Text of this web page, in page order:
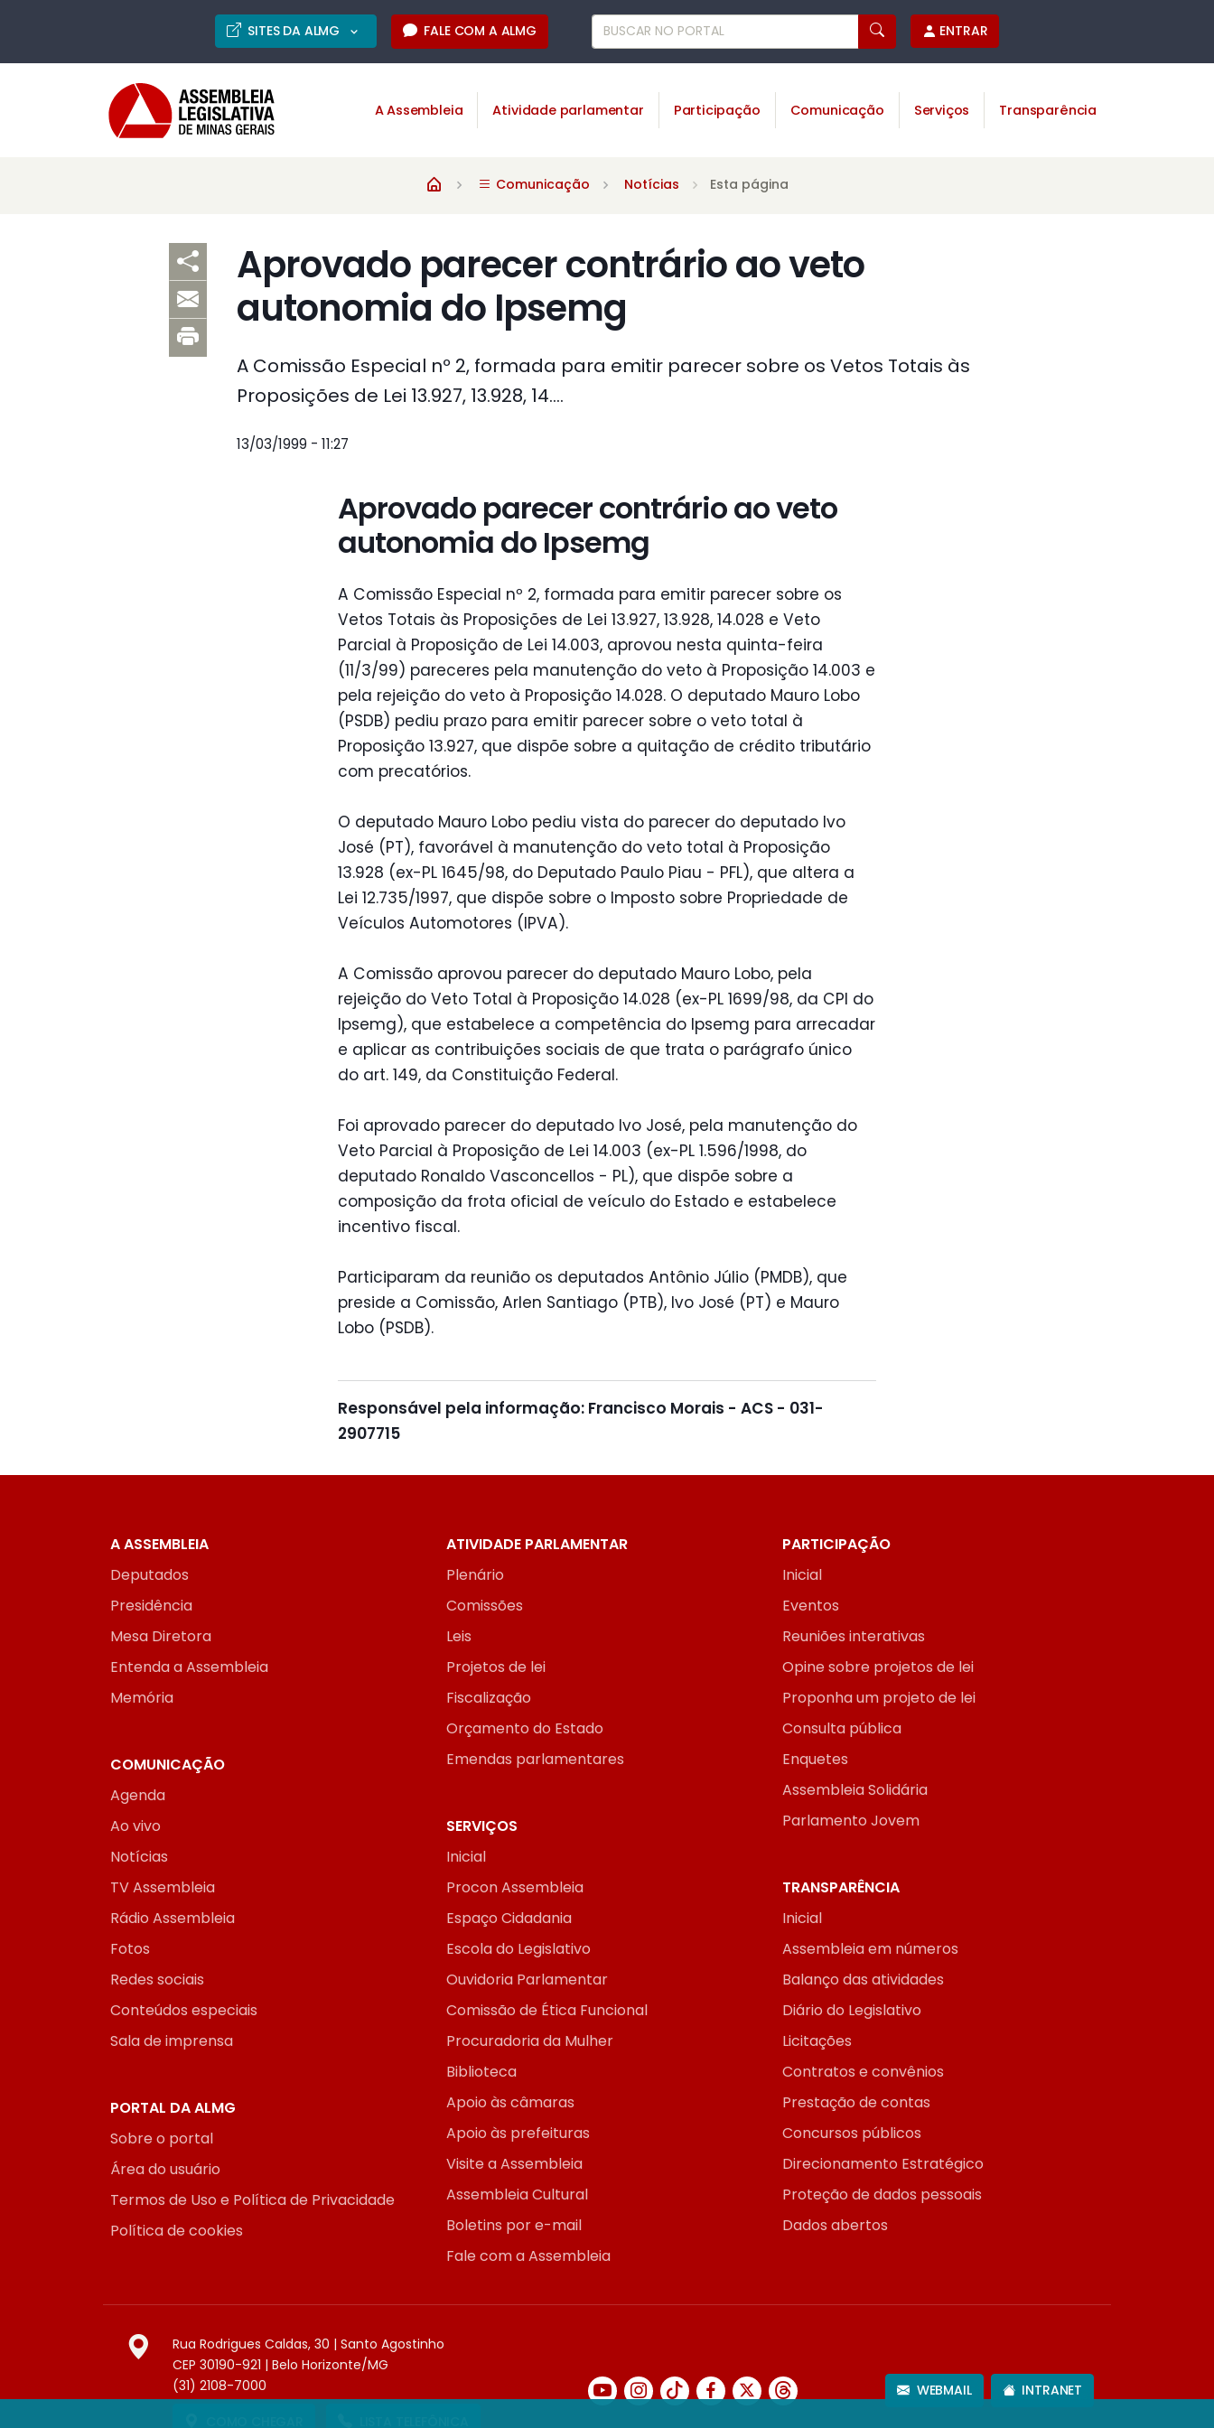
SITES DA ALMG FALE COM A ALMG ENTRAR
A Assembleia Atividade parlamentar Participação Comunicação Serviços Transparência
Comunicação Notícias Esta página
Aprovado parecer contrário ao veto
autonomia do Ipsemg
A Comissão Especial nº 2, formada para emitir parecer sobre os Vetos Totais às
Proposições de Lei 13.927, 13.928, 14....
13/03/1999 - 11:27
Aprovado parecer contrário ao veto
autonomia do Ipsemg
A Comissão Especial nº 2, formada para emitir parecer sobre os
Vetos Totais às Proposições de Lei 13.927, 13.928, 14.028 e Veto
Parcial à Proposição de Lei 14.003, aprovou nesta quinta-feira
(11/3/99) pareceres pela manutenção do veto à Proposição 14.003 e
pela rejeição do veto à Proposição 14.028. O deputado Mauro Lobo
(PSDB) pediu prazo para emitir parecer sobre o veto total à
Proposição 13.927, que dispõe sobre a quitação de crédito tributário
com precatórios.
O deputado Mauro Lobo pediu vista do parecer do deputado Ivo
José (PT), favorável à manutenção do veto total à Proposição
13.928 (ex-PL 1645/98, do Deputado Paulo Piau - PFL), que altera a
Lei 12.735/1997, que dispõe sobre o Imposto sobre Propriedade de
Veículos Automotores (IPVA).
A Comissão aprovou parecer do deputado Mauro Lobo, pela
rejeição do Veto Total à Proposição 14.028 (ex-PL 1699/98, da CPI do
Ipsemg), que estabelece a competência do Ipsemg para arrecadar
e aplicar as contribuições sociais de que trata o parágrafo único
do art. 149, da Constituição Federal.
Foi aprovado parecer do deputado Ivo José, pela manutenção do
Veto Parcial à Proposição de Lei 14.003 (ex-PL 1.596/1998, do
deputado Ronaldo Vasconcellos - PL), que dispõe sobre a
composição da frota oficial de veículo do Estado e estabelece
incentivo fiscal.
Participaram da reunião os deputados Antônio Júlio (PMDB), que
preside a Comissão, Arlen Santiago (PTB), Ivo José (PT) e Mauro
Lobo (PSDB).
Responsável pela informação: Francisco Morais - ACS - 031-
2907715
A ASSEMBLEIA
Deputados
Presidência
Mesa Diretora
Entenda a Assembleia
Memória
ATIVIDADE PARLAMENTAR
Plenário
Comissões
Leis
Projetos de lei
Fiscalização
Orçamento do Estado
Emendas parlamentares
PARTICIPAÇÃO
Inicial
Eventos
Reuniões interativas
Opine sobre projetos de lei
Proponha um projeto de lei
Consulta pública
Enquetes
Assembleia Solidária
Parlamento Jovem
COMUNICAÇÃO
Agenda
Ao vivo
Notícias
TV Assembleia
Rádio Assembleia
Fotos
Redes sociais
Conteúdos especiais
Sala de imprensa
SERVIÇOS
Inicial
Procon Assembleia
Espaço Cidadania
Escola do Legislativo
Ouvidoria Parlamentar
Comissão de Ética Funcional
Procuradoria da Mulher
Biblioteca
Apoio às câmaras
Apoio às prefeituras
Visite a Assembleia
Assembleia Cultural
Boletins por e-mail
Fale com a Assembleia
TRANSPARÊNCIA
Inicial
Assembleia em números
Balanço das atividades
Diário do Legislativo
Licitações
Contratos e convênios
Prestação de contas
Concursos públicos
Direcionamento Estratégico
Proteção de dados pessoais
Dados abertos
PORTAL DA ALMG
Sobre o portal
Área do usuário
Termos de Uso e Política de Privacidade
Política de cookies
Rua Rodrigues Caldas, 30 | Santo Agostinho
CEP 30190-921 | Belo Horizonte/MG
(31) 2108-7000
WEBMAIL INTRANET